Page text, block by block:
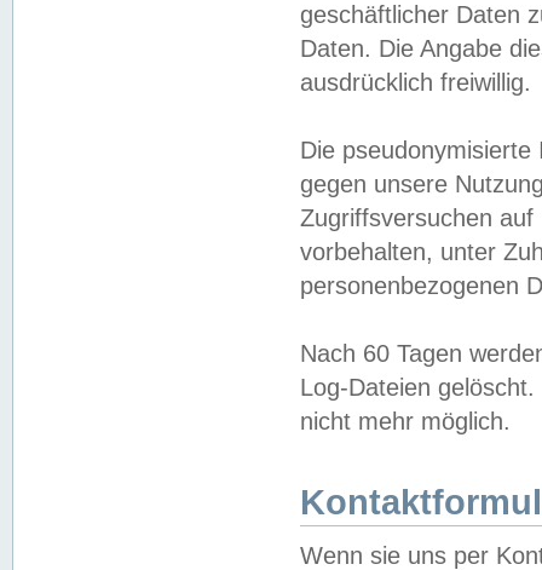
geschäftlicher Daten
Daten. Die Angabe
ausdrücklich freiwillig.
Die
gegen unsere
Zugriffsversuchen
vorbehalten, unter
personenbezogenen
Nach 60 Tagen
Log-Dateien
nicht mehr möglich.
Wenn sie uns per